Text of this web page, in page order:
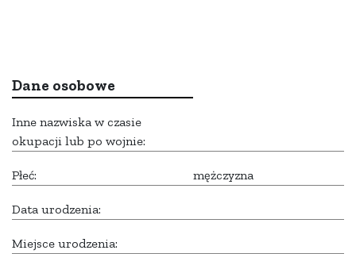
Dane osobowe
Inne nazwiska w czasie
okupacji lub po wojnie:
Płeć: mężczyzna
Data urodzenia:
Miejsce urodzenia: